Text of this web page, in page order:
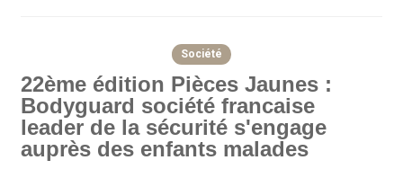
Société
22ème édition Pièces Jaunes :
Bodyguard société francaise
leader de la sécurité s'engage
auprès des enfants malades